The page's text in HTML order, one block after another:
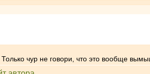
чур не говори, что это вообще